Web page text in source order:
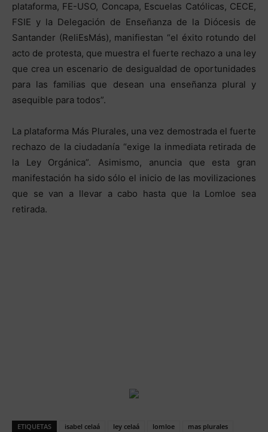
plataforma, FE-USO, Concapa, Escuelas Católicas, CECE,
FSIE y la Delegación de Enseñanza de la Diócesis de
Santander (ReliEsMás), manifiestan “el éxito rotundo del
acto de protesta, que muestra el fuerte rechazo a una ley
que crea un escenario de desigualdad de oportunidades
para las familias que desean una enseñanza plural y
asequible para todos”.
La plataforma Más Plurales, una vez demostrada el fuerte
rechazo de la ciudadanía “exige la inmediata retirada de
la Ley Orgánica”. Asimismo, anuncia que esta gran
manifestación ha sido sólo el inicio de las movilizaciones
que se van a llevar a cabo hasta que la Lomloe sea
retirada.
ETIQUETAS isabel celaá ley celaá lomloe
mas plurales